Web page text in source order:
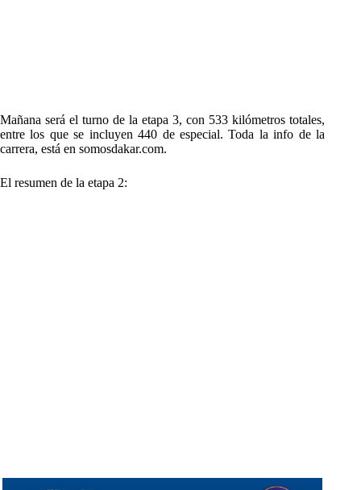
Mañana será el turno de la etapa 3, con 533 kilómetros totales,
entre los que se incluyen 440 de especial. Toda la info de la
carrera, está en somosdakar.com.
El resumen de la etapa 2: